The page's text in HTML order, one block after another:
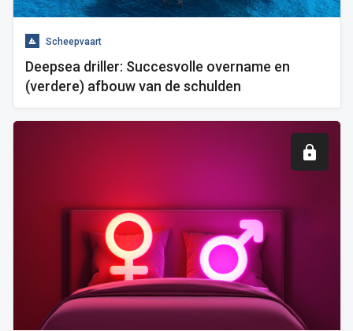
Scheepvaart
Deepsea driller: Succesvolle overname en
(verdere) afbouw van de schulden